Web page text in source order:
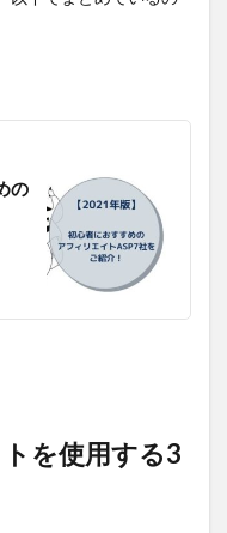
の
を使用する3